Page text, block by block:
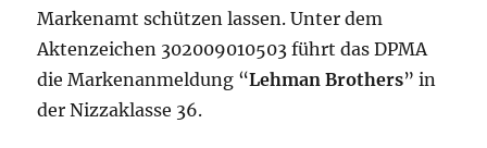
Markenamt schützen lassen. Unter dem
Aktenzeichen 302009010503 führt das DPMA
die Markenanmeldung “Lehman Brothers” in
der Nizzaklasse 36.